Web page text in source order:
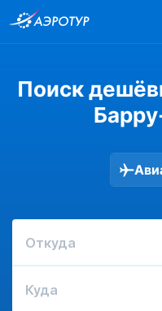
Поиск
Откуда
Куда